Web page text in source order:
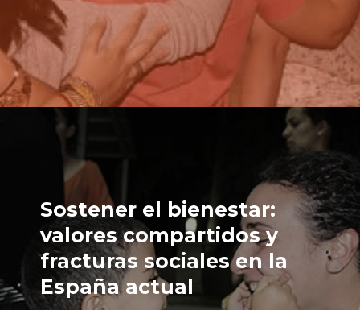
Sostener el bienestar:
valores compartidos y
fracturas sociales en la
España actual